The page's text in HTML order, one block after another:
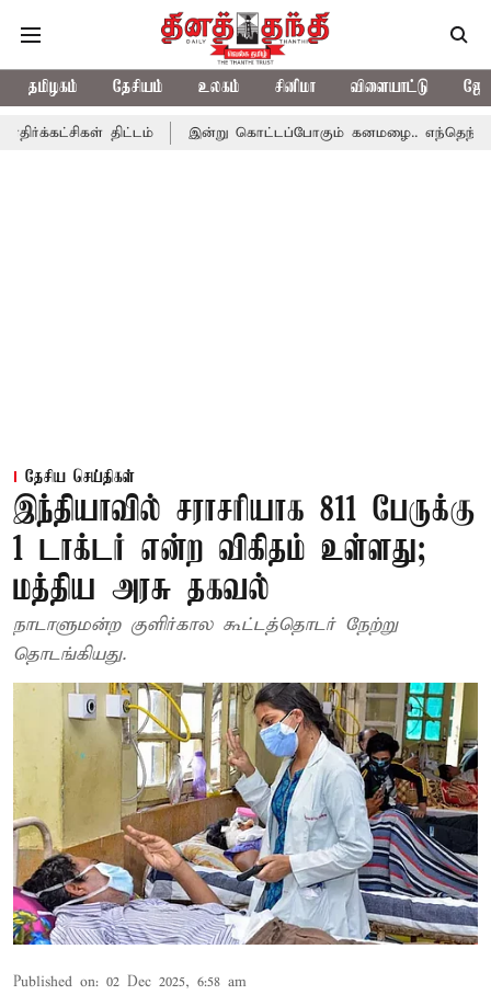
தமிழகம் தேசியம் உலகம் சினிமா விளையாட்டு
திட்டம் இன்று கொட்டப்போகும் கனமழை.. எந்தெந்த மாவட்டங்களில்
தேசிய செய்திகள்
இந்தியாவில் சராசரியாக 811 பேருக்கு
1 டாக்டர் என்ற விகிதம் உள்ளது;
மத்திய அரசு தகவல்
நாடாளுமன்ற குளிர்கால கூட்டத்தொடர் நேற்று
தொடங்கியது.
Published on: 02 Dec 2025, 6:58 am